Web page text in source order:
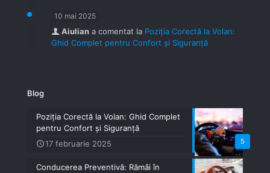
10 mai 2025
Aiulian a comentat la Poziția Corectă la Volan:
Ghid Complet pentru Confort și Siguranță
Blog
5
Poziția Corectă la Volan: Ghid Complet
pentru Confort și Siguranță
17 februarie 2025
Conducerea Preventivă: Rămâi în